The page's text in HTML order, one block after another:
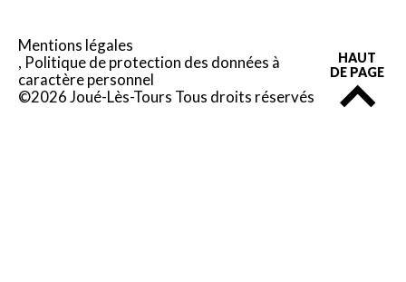
Mentions légales
Politique de protection des données à
caractère personnel
©2026 Joué-Lès-Tours Tous droits réservés
HAUT
DE PAGE